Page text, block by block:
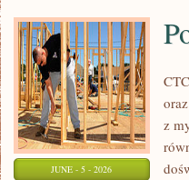
JUNE - 5 - 2026
z